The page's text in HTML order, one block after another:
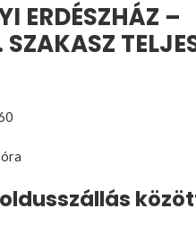
ERDÉSZHÁZ –